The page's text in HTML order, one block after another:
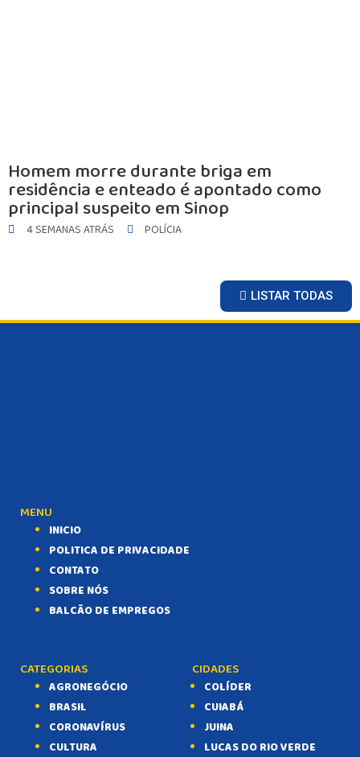
Homem morre durante briga em
residência e enteado é apontado como
principal suspeito em Sinop
4 SEMANAS ATRÁS POLÍCIA
LISTAR TODAS
MENU
INICIO
POLITICA DE PRIVACIDADE
CONTATO
SOBRE NÓS
BALCÃO DE EMPREGOS
CATEGORIAS
AGRONEGÓCIO
BRASIL
CORONAVÍRUS
CULTURA
CIDADES
COLÍDER
CUIABÁ
JUINA
LUCAS DO RIO VERDE